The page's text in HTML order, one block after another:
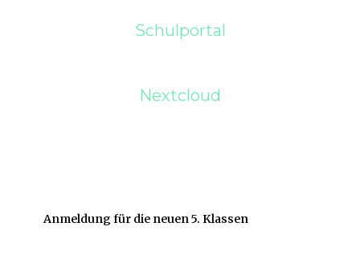
Schulportal
Nextcloud
Anmeldung für die neuen 5. Klassen